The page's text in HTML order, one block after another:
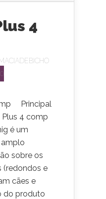
4
0
Principal
Plus 4 comp
é um
sobre os
(redondos e
cães e
do produto